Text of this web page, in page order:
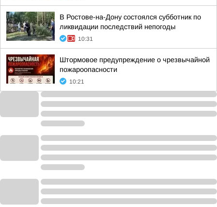
В Ростове-на-Дону состоялся субботник по
ликвидации последствий непогоды
10:31
Штормовое предупреждение о чрезвычайной
пожароопасности
10:21